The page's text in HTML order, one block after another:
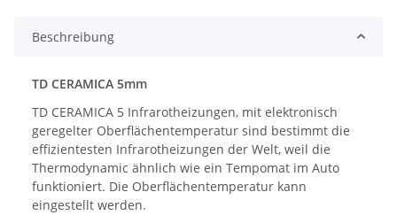
Beschreibung
TD CERAMICA 5mm
TD CERAMICA 5 Infrarotheizungen, mit elektronisch
geregelter Oberflächentemperatur sind bestimmt die
effizientesten Infrarotheizungen der Welt, weil die
Thermodynamic ähnlich wie ein Tempomat im Auto
funktioniert. Die Oberflächentemperatur kann
eingestellt werden.